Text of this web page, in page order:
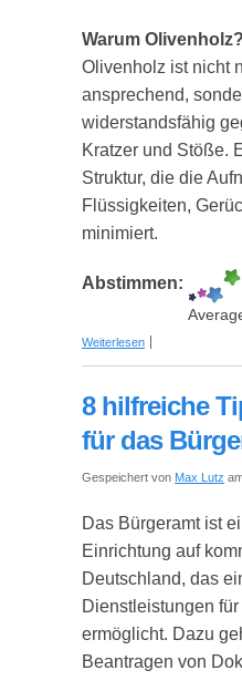
Warum Olivenholz?
Olivenholz ist nicht
ansprechend,
widerstandsfähig
Kratzer und Stöße.
Struktur, die die
Flüssigkeiten,
minimiert.
Abstimmen:
Weiterlesen über Steakbrett
8 hilfreiche
für das
Gespeichert von Max Lutz
Das Bürgeramt ist
Einrichtung auf
Deutschland, das
Dienstleistungen
ermöglicht. Dazu
Beantragen von